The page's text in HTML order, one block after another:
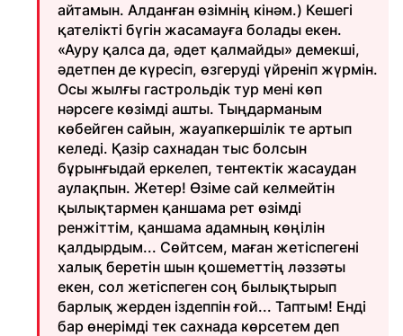
айтамын. Алданған өзімнің кінәм.) Кешегі
қателікті бүгін жасамауға болады екен.
«Ауру қалса да, әдет қалмайды» демекші,
әдетпен де күресіп, өзгеруді үйреніп жүрмін.
Осы жылғы гастрольдік тур мені көп
нәрсеге көзімді ашты. Тыңдарманым
көбейген сайын, жауапкершілік те артып
келеді. Қазір сахнадан тыс болсын
бұрынғыдай еркелеп, тентектік жасаудан
аулақпын. Жетер! Өзіме сай келмейтін
қылықтармен қаншама рет өзімді
ренжіттім, қаншама адамның көңілін
қалдырдым... Сөйтсем, маған жетіспегені
халық беретін шын қошеметтің ләззәты
екен, сол жетіспеген соң былықтырып
барлық жерден іздеппін ғой... Таптым! Енді
бар өнерімді тек сахнада көрсетем деп